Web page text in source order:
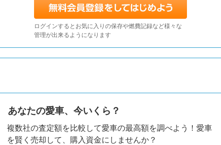
ログインするとお気に入りの保存や燃費記録など様々な
管理が出来るようになります
あなたの愛車、今いくら？
複数社の査定額を比較して愛車の最高額を調べよう！愛車
を賢く売却して、購入資金にしませんか？